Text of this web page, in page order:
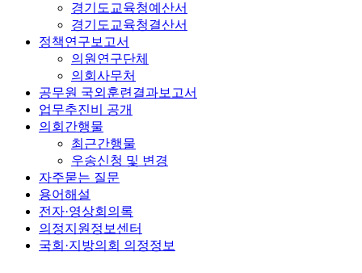
경기도교육청예산서
경기도교육청결산서
정책연구보고서
의원연구단체
의회사무처
공무원 국외훈련결과보고서
업무추진비 공개
의회간행물
최근간행물
우송신청 및 변경
자주묻는 질문
용어해설
전자·영상회의록
의정지원정보센터
국회·지방의회 의정정보